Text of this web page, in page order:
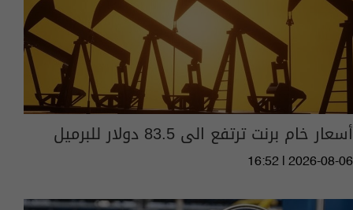
أسعار خام برنت ترتفع الى 83.5 دولار للبرميل
16:52 | 2026-08-06